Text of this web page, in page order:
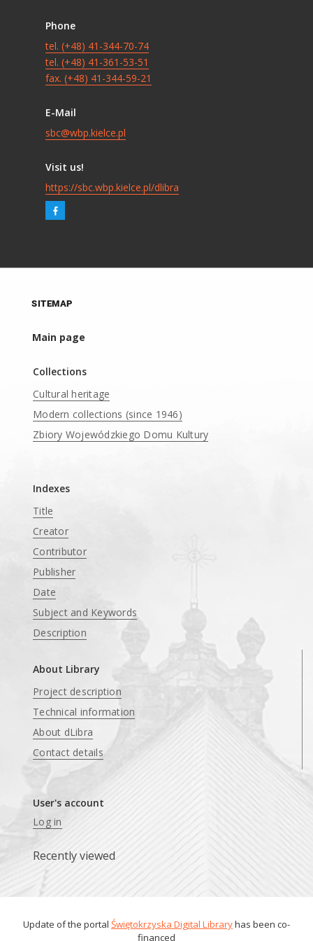
Phone
tel. (+48) 41-344-70-74
tel. (+48) 41-361-53-51
fax. (+48) 41-344-59-21
E-Mail
sbc@wbp.kielce.pl
Visit us!
https://sbc.wbp.kielce.pl/dlibra
SITEMAP
Main page
Collections
Cultural heritage
Modern collections (since 1946)
Zbiory Wojewódzkiego Domu Kultury
Indexes
Title
Creator
Contributor
Publisher
Date
Subject and Keywords
Description
About Library
Project description
Technical information
About dLibra
Contact details
User's account
Log in
Recently viewed
Update of the portal Świętokrzyska Digital Libraryhas been co-
financed